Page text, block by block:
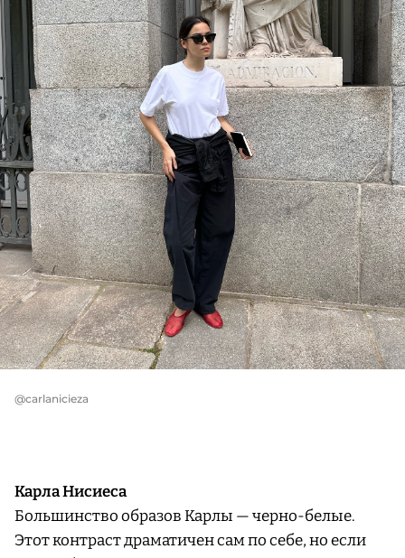
@carlanicieza
Карла Нисиеса
Большинство образов Карлы — черно-белые.
Этот контраст драматичен сам по себе, но если